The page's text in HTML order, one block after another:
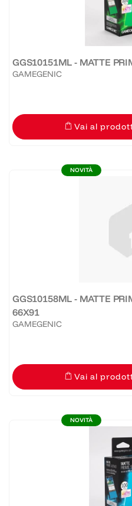
GGS10151ML - MATTE
GAMEGENIC
Vai al
NOVITÀ
GGS10158ML - MATTE
66X91
GAMEGENIC
Vai al
NOVITÀ